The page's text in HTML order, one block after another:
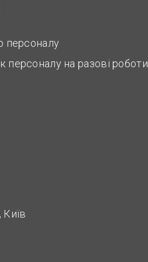
персоналу
персоналу на разові роботи